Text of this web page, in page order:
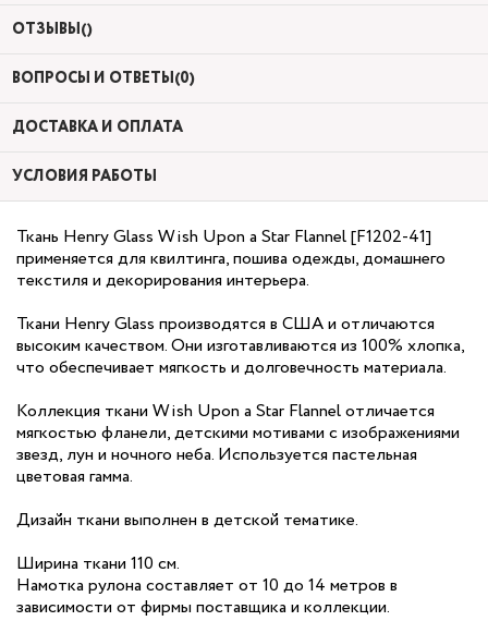
ОТЗЫВЫ()
ВОПРОСЫ И ОТВЕТЫ(0)
ДОСТАВКА И ОПЛАТА
УСЛОВИЯ РАБОТЫ
Ткань Henry Glass Wish Upon a Star Flannel [F1202-41]
применяется для квилтинга, пошива одежды, домашнего
текстиля и декорирования интерьера.
Ткани Henry Glass производятся в США и отличаются
высоким качеством. Они изготавливаются из 100% хлопка,
что обеспечивает мягкость и долговечность материала.
Коллекция ткани Wish Upon a Star Flannel отличается
мягкостью фланели, детскими мотивами с изображениями
звезд, лун и ночного неба. Используется пастельная
цветовая гамма.
Дизайн ткани выполнен в детской тематике.
Ширина ткани 110 см.
Намотка рулона составляет от 10 до 14 метров в
зависимости от фирмы поставщика и коллекции.